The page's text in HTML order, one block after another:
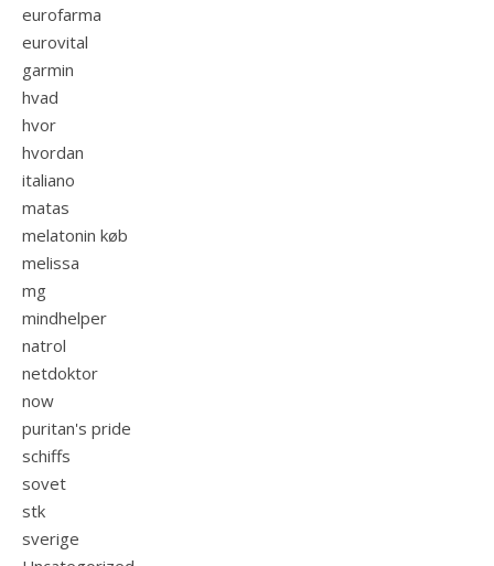
eurofarma
eurovital
garmin
hvad
hvor
hvordan
italiano
matas
melatonin køb
melissa
mg
mindhelper
natrol
netdoktor
now
puritan's pride
schiffs
sovet
stk
sverige